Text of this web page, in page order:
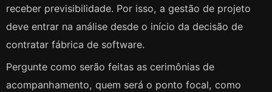
receber previsibilidade. Por isso, a gestão de projeto
deve entrar na análise desde o início da decisão de
contratar fábrica de software.
Pergunte como serão feitas as cerimônias de
acompanhamento, quem será o ponto focal, como